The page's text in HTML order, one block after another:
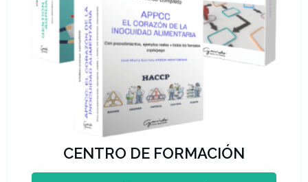
CENTRO DE FORMACIÓN